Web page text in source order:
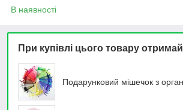
В наявності
При купівлі цього товару
Подарунковий мішечок з